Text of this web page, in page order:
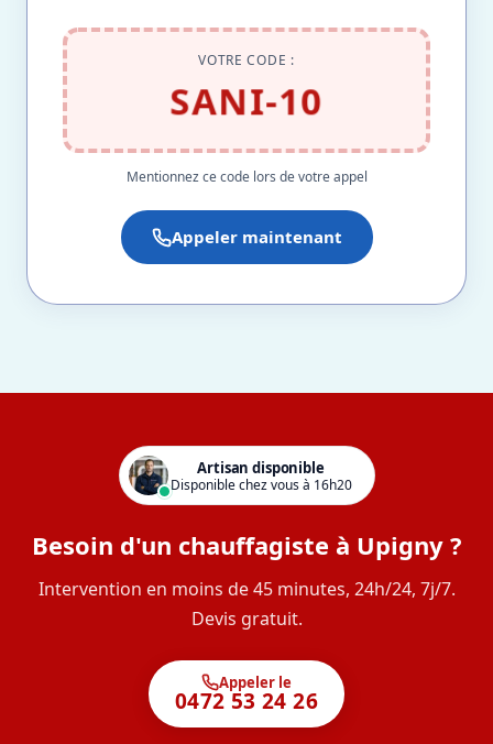
VOTRE CODE :
SANI-10
Mentionnez ce code lors de votre appel
Appeler maintenant
Artisan disponible
Disponible chez vous à 16h20
Besoin d'un chauffagiste à Upigny ?
Intervention en moins de 45 minutes, 24h/24, 7j/7.
Devis gratuit.
Appeler le
0472 53 24 26